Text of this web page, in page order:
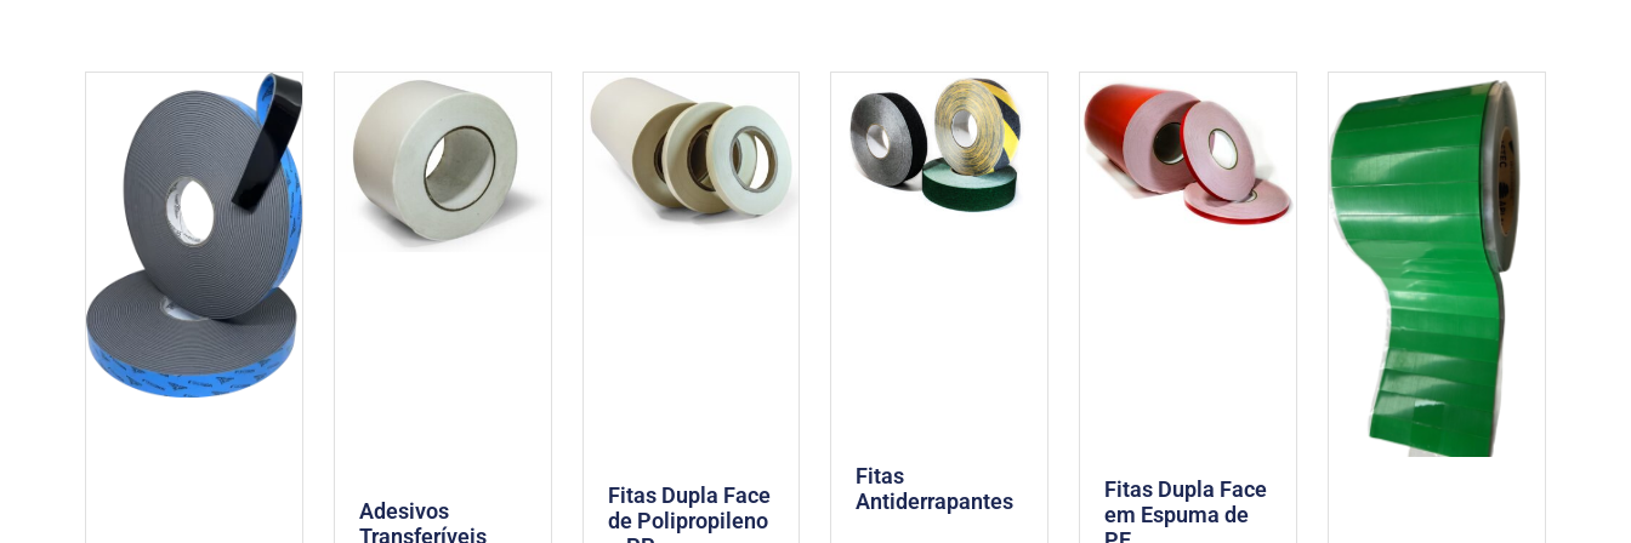
Adesivos
Transferíveis
Fitas Dupla Face
de Polipropileno
Fitas
Antiderrapantes
Fitas Dupla Face
em Espuma de